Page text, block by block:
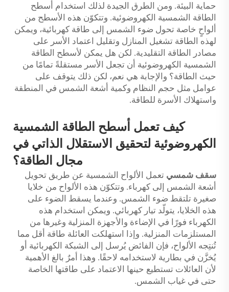
حماية البيئة. ومن الطرق الجيدة لذلك استخدام أسطح
الطاقة الشمسية الكهروضوئية. وتتكوّن هذه الأسطح من
ألواحٍ خاصة تحول ضوء الشمس إلى طاقة كهربائية، ويمكن
لهذه الطاقة تشغيل المنازل وتقليل اعتماد الأسر على
مصادر الطاقة التقليدية. لكن هل يمكن لأسطح الطاقة
الشمسية الكهروضوئية أن تجعل الأسر مستقلةً تمامًا من
حيث الطاقة؟ والإجابة هي نعم، لكن ذلك يتوقف على
عوامل مثل حجم النظام وكمية أشعة الشمس في المنطقة
واستهلاك الأسرة للطاقة.
كيف تعمل أسطح الطاقة الشمسية
الكهروضوئية لتحقيق الاستقلال الذاتي في
مجال الطاقة؟
سقف شمسي تعمل الألواح الشمسية عن طريق تحويل
أشعة الشمس إلى كهرباء. وتتكوّن هذه الألواح من خلايا
صغيرة تلتقط ضوء الشمس. وعندما يسقط الضوء على
هذه الخلايا، يتولّد تيار كهربائي. ويمكن استخدام هذه
الكهرباء فورًا في الإضاءة والأجهزة المنزلية وغيرها من
المستلزمات المنزلية. وإذا استهلكت العائلة طاقة أقل مما
تُنتِجه الألواح، فإن الفائض يُرسل إلى الشبكة الكهربائية أو
يُخزَّن في بطارية لاستخدامه لاحقًا. وهذا أمرٌ بالغ الأهمية
لأن العائلات تستطيع حينها الاعتماد على طاقتها الخاصة
حتى في غياب الشمس.